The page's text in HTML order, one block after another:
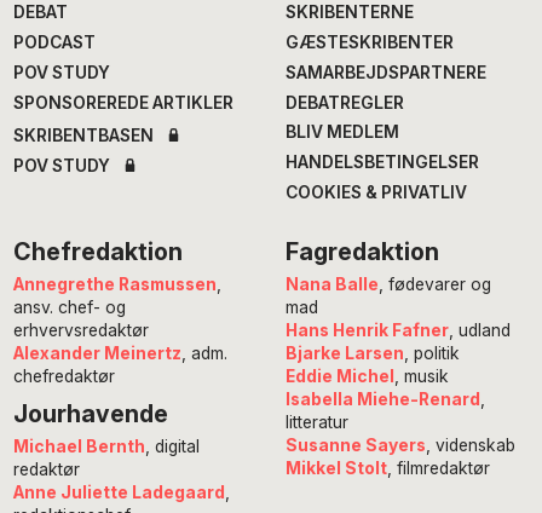
DEBAT
PODCAST
POV STUDY
SPONSOREREDE ARTIKLER
SKRIBENTBASEN
POV STUDY
SKRIBENTERNE
GÆSTESKRIBENTER
SAMARBEJDSPARTNERE
DEBATREGLER
BLIV MEDLEM
HANDELSBETINGELSER
COOKIES & PRIVATLIV
Chefredaktion
Annegrethe Rasmussen
ansv. chef- og
erhvervsredaktør
Alexander Meinertz , adm.
chefredaktør
Jourhavende
Michael Bernth , digital
redaktør
Anne Juliette Ladegaard
Fagredaktion
Nana Balle , fødevarer og
mad
Hans Henrik Fafner, udland
Bjarke Larsen , politik
Eddie Michel
, musik
Isabella Miehe-Renard
litteratur
Susanne Sayers , videnskab
Mikkel Stolt, filmredaktør